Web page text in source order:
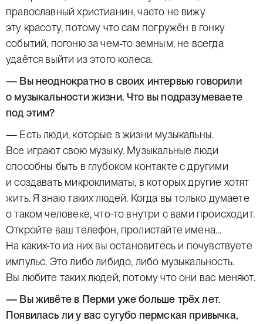
православный христианин, часто не вижу
эту красоту, потому что сам погружён в гонку
событий, погоню за чем-то земным, не всегда
удаётся выйти из этого колеса.
— Вы неоднократно в своих интервью говорили
о музыкальности жизни. Что вы подразумеваете
под этим?
— Есть люди, которые в жизни музыкальны.
Все играют свою музыку. Музыкальные люди
способны быть в глубоком контакте с другими
и создавать микроклиматы, в которых другие хотят
жить. Я знаю таких людей. Когда вы только думаете
о таком человеке, что-то внутри с вами происходит.
Откройте ваш телефон, пролистайте имена…
На каких-то из них вы остановитесь и почувствуете
импульс. Это либо либидо, либо музыкальность.
Вы любите таких людей, потому что они вас меняют.
— Вы живёте в Перми уже больше трёх лет.
Появилась ли у вас сугубо пермская привычка,